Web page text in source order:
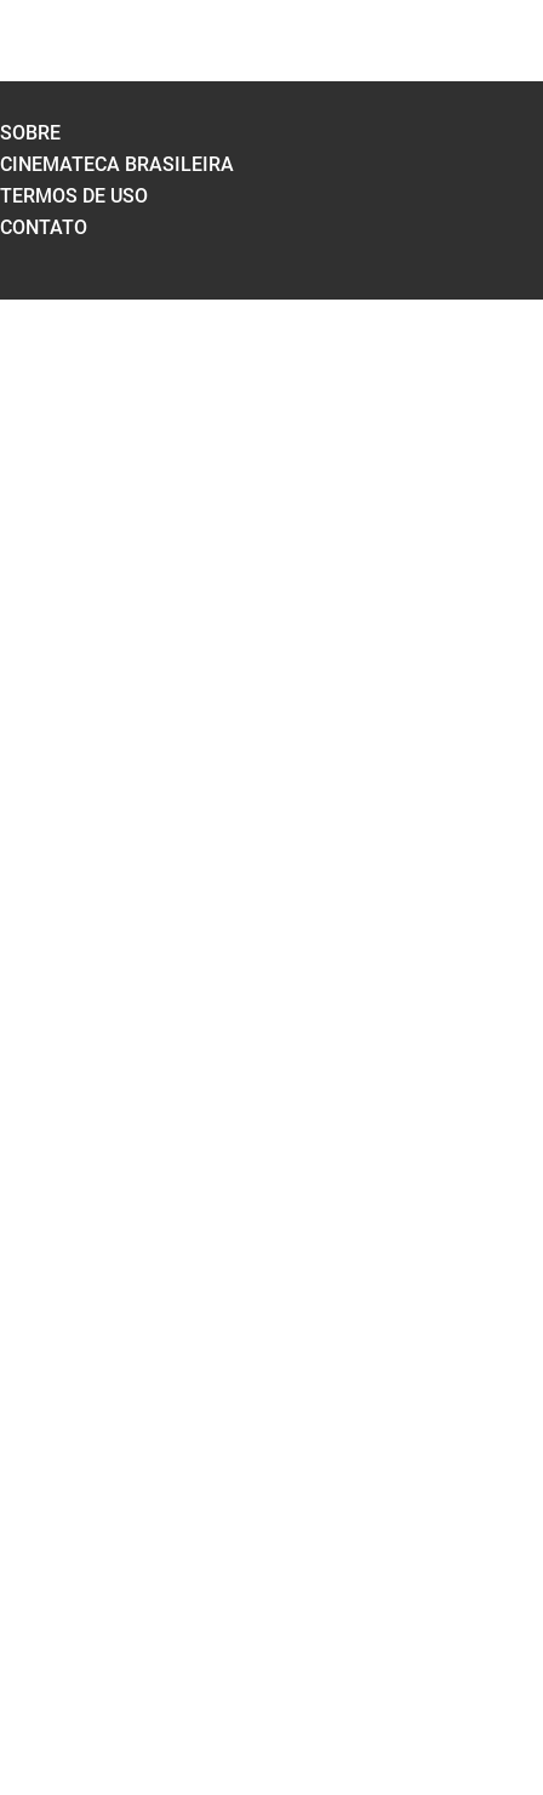
SOBRE
CINEMATECA BRASILEIRA
TERMOS DE USO
CONTATO